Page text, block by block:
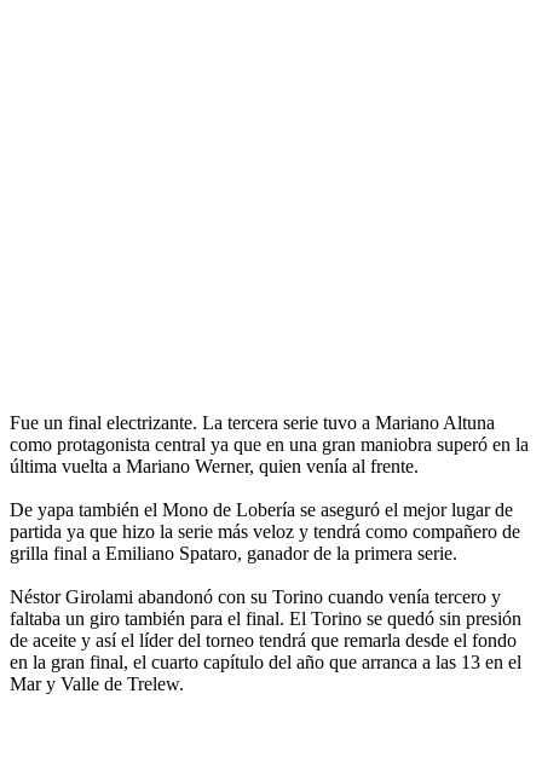
Fue un final electrizante. La tercera serie tuvo a Mariano Altuna
como protagonista central ya que en una gran maniobra superó en la
última vuelta a Mariano Werner, quien venía al frente.
De yapa también el Mono de Lobería se aseguró el mejor lugar de
partida ya que hizo la serie más veloz y tendrá como compañero de
grilla final a Emiliano Spataro, ganador de la primera serie.
Néstor Girolami abandonó con su Torino cuando venía tercero y
faltaba un giro también para el final. El Torino se quedó sin presión
de aceite y así el líder del torneo tendrá que remarla desde el fondo
en la gran final, el cuarto capítulo del año que arranca a las 13 en el
Mar y Valle de Trelew.